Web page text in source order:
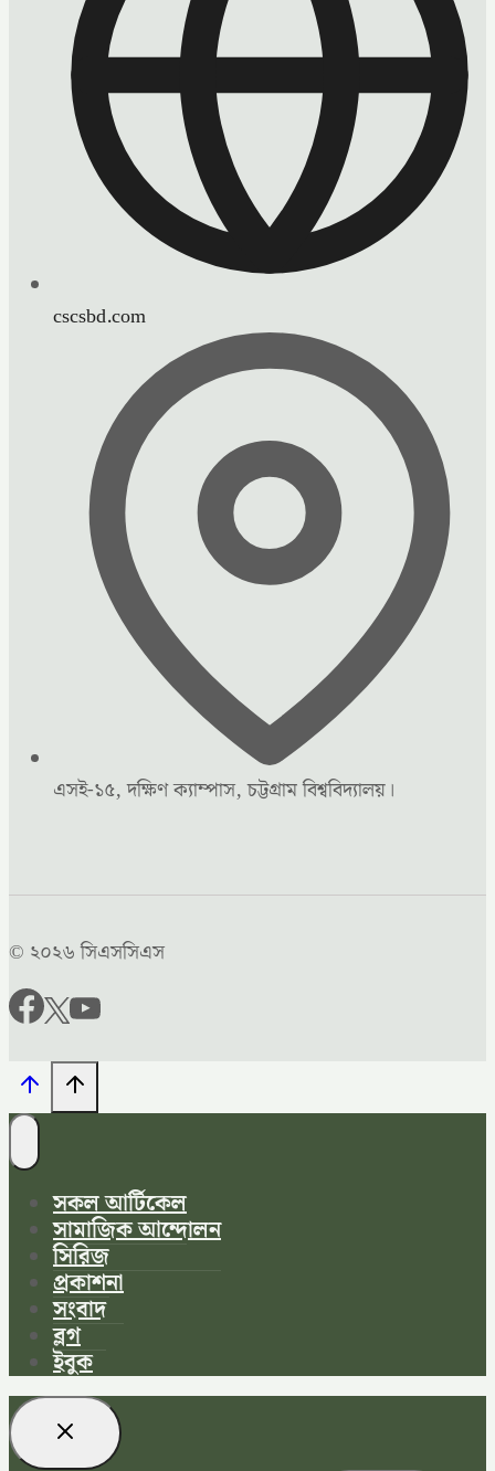
cscsbd.com
এসই-১৫, দক্ষিণ ক্যাম্পাস, চট্টগ্রাম বিশ্ববিদ্যালয়।
© ২০২৬ সিএসসিএস
সকল আর্টিকেল
সামাজিক আন্দোলন
সিরিজ
প্রকাশনা
সংবাদ
ব্লগ
ইবুক